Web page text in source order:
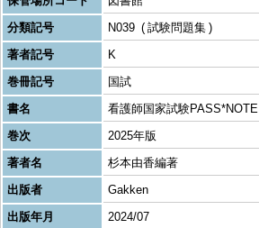
分類記号
N039
試験問題集
著者記号
K
巻冊記号
国試
書名
看護師国家試験PASS*NOTE
巻次
2025年版
著者名
杉本由香編著
出版者
Gakken
出版年月
2024/07